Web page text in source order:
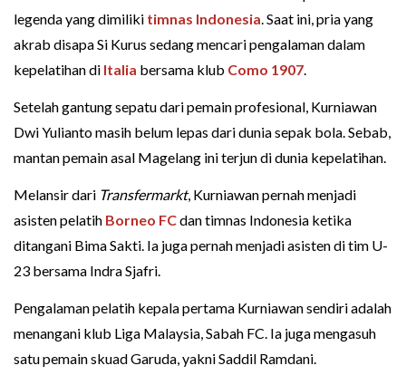
legenda yang dimiliki timnas Indonesia. Saat ini, pria yang
akrab disapa Si Kurus sedang mencari pengalaman dalam
kepelatihan di Italia bersama klub Como 1907.
Setelah gantung sepatu dari pemain profesional, Kurniawan
Dwi Yulianto masih belum lepas dari dunia sepak bola. Sebab,
mantan pemain asal Magelang ini terjun di dunia kepelatihan.
Melansir dari Transfermarkt, Kurniawan pernah menjadi
asisten pelatih Borneo FCdan timnas Indonesia ketika
ditangani Bima Sakti. Ia juga pernah menjadi asisten di tim U-
23 bersama Indra Sjafri.
Pengalaman pelatih kepala pertama Kurniawan sendiri adalah
menangani klub Liga Malaysia, Sabah FC. Ia juga mengasuh
satu pemain skuad Garuda, yakni Saddil Ramdani.